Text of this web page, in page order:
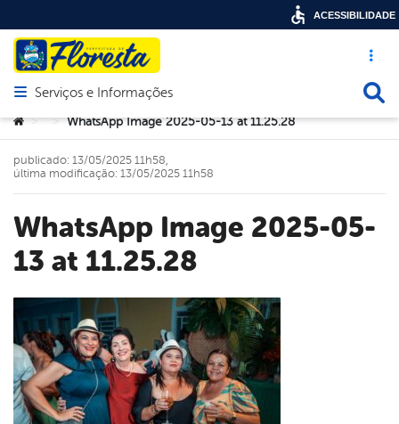
Acesso
Abrir menu principal de navegação
Serviços e Informações
Você está aqui:
> > WhatsApp Image 2025-05-13 at 11.25.28
WhatsApp Image 2025-05-
13 at 11.25.28
publicado: 13/05/2025 11h58,
última modificação: 13/05/2025 11h58
ACESSIBILIDADE